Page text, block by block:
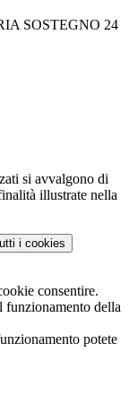
SOSTEGNO 24
si avvalgono di
illustrate nella
i cookies
consentire.
funzionamento della
potete